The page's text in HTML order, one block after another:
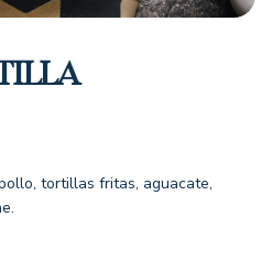
tortillas fritas, aguacate,